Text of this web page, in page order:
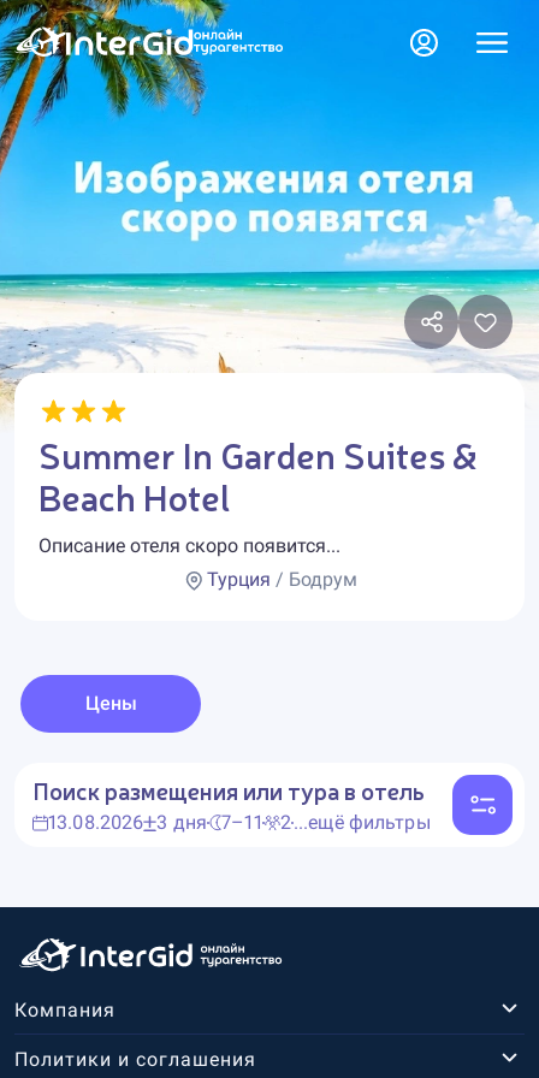
Summer In Garden Suites &
Beach Hotel
Описание отеля скоро появится...
Турция / Бодрум
Цены
Поиск размещения или тура в отель
13.08.2026 3 дня 7–11 2...ещё фильтры
Компания
Политики и соглашения